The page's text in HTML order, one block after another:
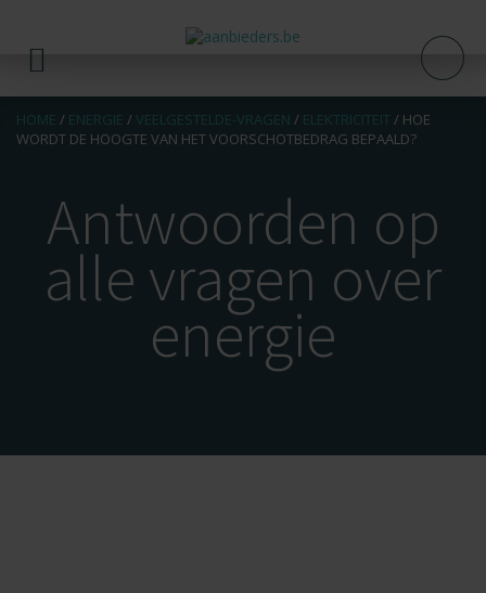
HOME / ENERGIE / VEELGESTELDE-VRAGEN / ELEKTRICITEIT / HOE
WORDT DE HOOGTE VAN HET VOORSCHOTBEDRAG BEPAALD?
Antwoorden op
alle vragen over
energie